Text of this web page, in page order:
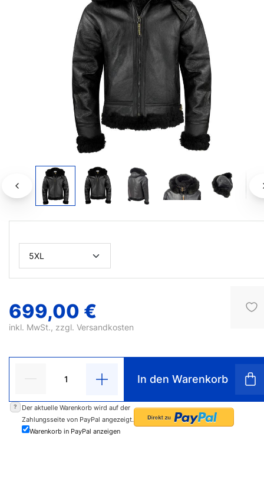
699,00 €
inkl. MwSt., zzgl. Versandkosten
In den Warenkorb
?
Der aktuelle Warenkorb wird auf der
Zahlungsseite von PayPal angezeigt.
Warenkorb in PayPal anzeigen